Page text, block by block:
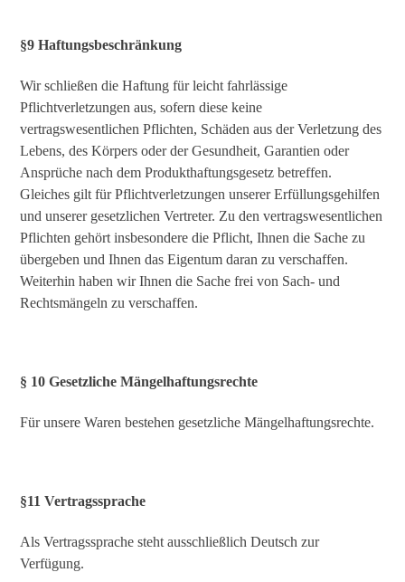
§9 Haftungsbeschränkung
Wir schließen die Haftung für leicht fahrlässige
Pflichtverletzungen aus, sofern diese keine
vertragswesentlichen Pflichten, Schäden aus der Verletzung des
Lebens, des Körpers oder der Gesundheit, Garantien oder
Ansprüche nach dem Produkthaftungsgesetz betreffen.
Gleiches gilt für Pflichtverletzungen unserer Erfüllungsgehilfen
und unserer gesetzlichen Vertreter. Zu den vertragswesentlichen
Pflichten gehört insbesondere die Pflicht, Ihnen die Sache zu
übergeben und Ihnen das Eigentum daran zu verschaffen.
Weiterhin haben wir Ihnen die Sache frei von Sach- und
Rechtsmängeln zu verschaffen.
§ 10 Gesetzliche Mängelhaftungsrechte
Für unsere Waren bestehen gesetzliche Mängelhaftungsrechte.
§11 Vertragssprache
Als Vertragssprache steht ausschließlich Deutsch zur
Verfügung.